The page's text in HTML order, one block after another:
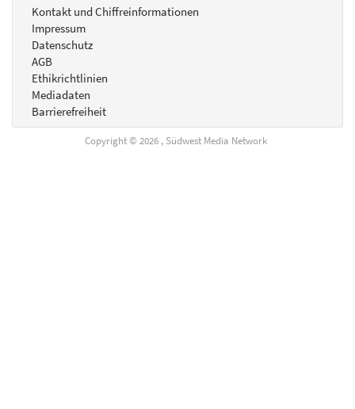
Kontakt und Chiffreinformationen
Impressum
Datenschutz
AGB
Ethikrichtlinien
Mediadaten
Barrierefreiheit
Copyright © 2026 , Südwest Media Network